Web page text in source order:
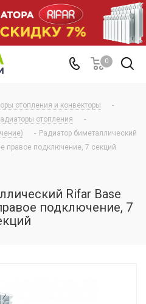
0
отопления и конвекторы
-
отопления
-
- Радиатор биметаллический
правое подключение, 7 секций
Rifar Base
подключение, 7